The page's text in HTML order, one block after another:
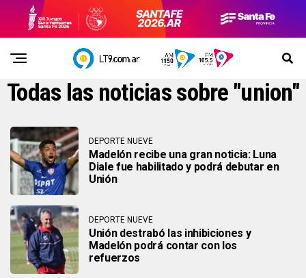
Todas las noticias sobre "union"
DEPORTE NUEVE
Madelón recibe una gran noticia: Luna
Diale fue habilitado y podrá debutar en
Unión
DEPORTE NUEVE
Unión destrabó las inhibiciones y
Madelón podrá contar con los
refuerzos